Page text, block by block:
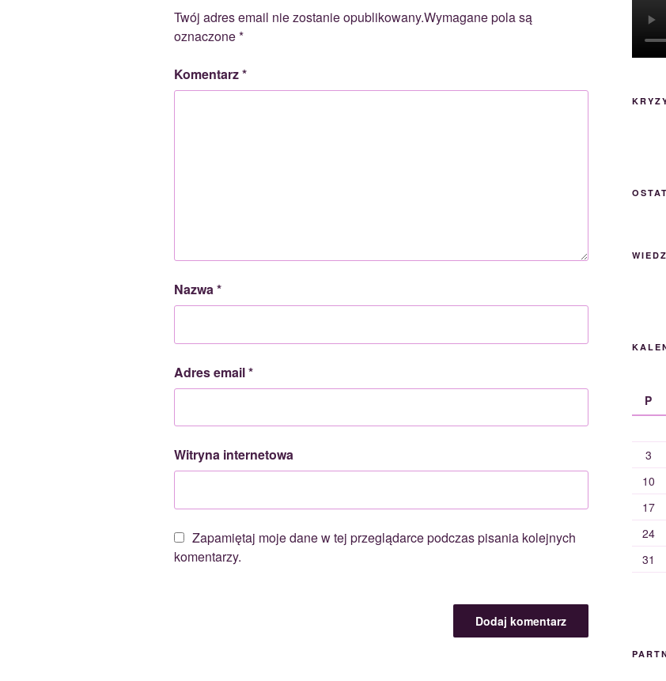
Twój adres email nie zostanie opublikowany.Wymagane pola są
oznaczone*
Komentarz*
Nazwa*
Adres email*
Witryna internetowa
Zapamiętaj moje dane w tej przeglądarce podczas pisania kolejnych
komentarzy.
P
3
10
17
24
31